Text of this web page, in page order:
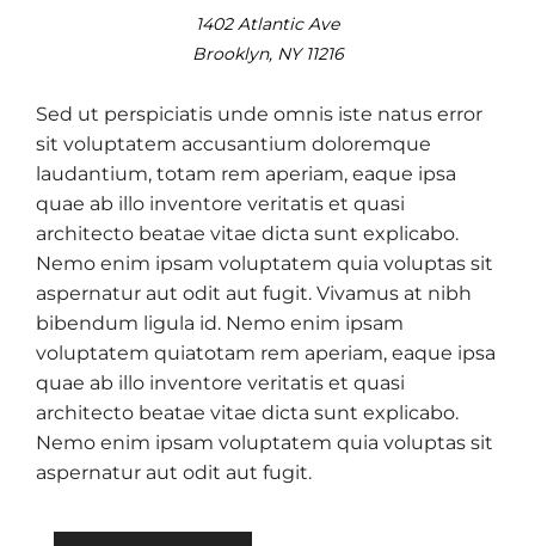
1402 Atlantic Ave
Brooklyn, NY 11216
Sed ut perspiciatis unde omnis iste natus error
sit voluptatem accusantium doloremque
laudantium, totam rem aperiam, eaque ipsa
quae ab illo inventore veritatis et quasi
architecto beatae vitae dicta sunt explicabo.
Nemo enim ipsam voluptatem quia voluptas sit
aspernatur aut odit aut fugit. Vivamus at nibh
bibendum ligula id. Nemo enim ipsam
voluptatem quiatotam rem aperiam, eaque ipsa
quae ab illo inventore veritatis et quasi
architecto beatae vitae dicta sunt explicabo.
Nemo enim ipsam voluptatem quia voluptas sit
aspernatur aut odit aut fugit.